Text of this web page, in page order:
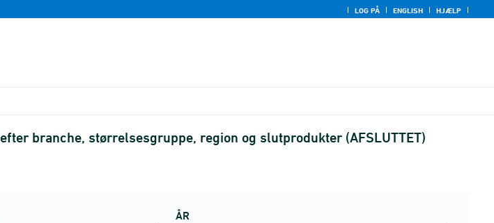
LOG PÅ ENGLISH HJÆLP
branche, størrelsesgruppe, region og slutprodukter (AFSLUTTET)
ÅR